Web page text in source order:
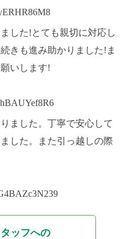
した!とても親切に対応し
きも進み助かりました!ま
いします!
ました。丁寧で安心して
した。また引っ越しの際
ッフへの